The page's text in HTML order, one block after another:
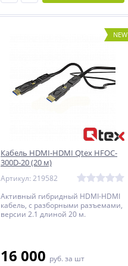
NEW
Кабель HDMI-HDMI Qtex HFOC-
300D-20 (20 м)
Артикул: 219582
Активный гибридный HDMI-HDMI
кабель, c разборными разъемами,
версии 2.1 длиной 20 м.
16 000 руб. за шт